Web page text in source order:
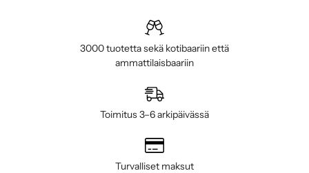
3000 tuotetta sekä kotibaariin että
ammattilaisbaariin
Toimitus 3–6 arkipäivässä
Turvalliset maksut